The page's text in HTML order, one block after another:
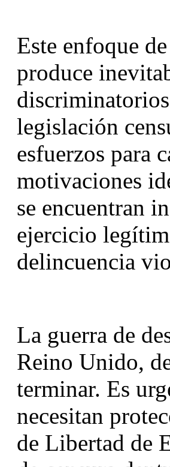
Este enfoque
produce
legislación
esfuerzos para
motivaciones
se encuentran
ejercicio
delincuencia
La guerra de
Reino Unido,
terminar. Es
necesitan
de Libertad de